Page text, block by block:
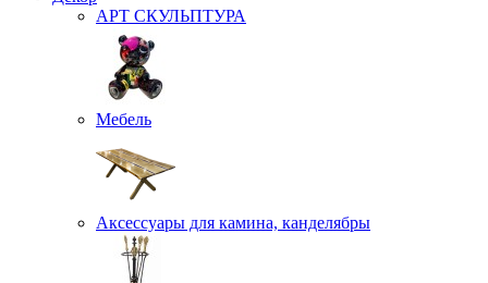
АРТ СКУЛЬПТУРА
Мебель
Аксессуары для камина, канделябры